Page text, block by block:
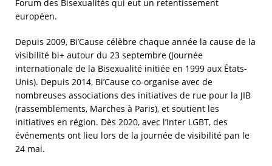
Forum des Bisexualités qui eut un retentissement
européen.
Depuis 2009, Bi’Cause célèbre chaque année la cause de la
visibilité bi+ autour du 23 septembre (Journée
internationale de la Bisexualité initiée en 1999 aux États-
Unis). Depuis 2014, Bi’Cause co-organise avec de
nombreuses associations des initiatives de rue pour la JIB
(rassemblements, Marches à Paris), et soutient les
initiatives en région. Dès 2020, avec l’Inter LGBT, des
événements ont lieu lors de la journée de visibilité pan le
24 mai.